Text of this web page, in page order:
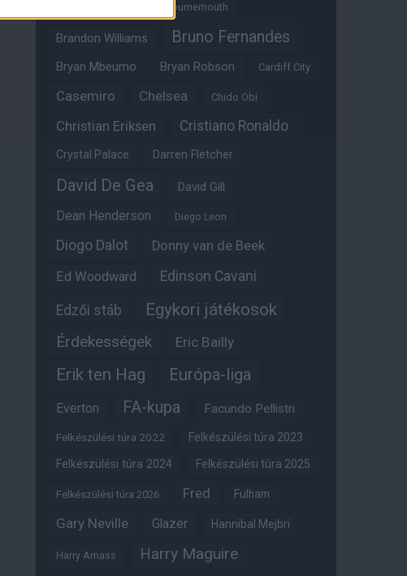
Bournemouth
Brandon Williams Bruno Fernandes
Bryan Mbeumo Bryan Robson Cardiff City
Casemiro Chelsea Chido Obi
Christian Eriksen Cristiano Ronaldo
Crystal Palace Darren Fletcher
David De Gea David Gill
Dean Henderson Diego Leon
Diogo Dalot
Donny van de Beek
Ed Woodward
Edinson Cavani
Edzői stáb Egykori játékosok
Érdekességek Eric Bailly
Erik ten Hag Európa-liga
Everton FA-kupa Facundo Pellistri
Felkészülési túra 2022 Felkészülési túra 2023
Felkészülési túra 2024 Felkészülési túra 2025
Felkészülési túra 2026 Fred Fulham
Gary Neville Glazer Hannibal Mejbri
Harry Amass Harry Maguire